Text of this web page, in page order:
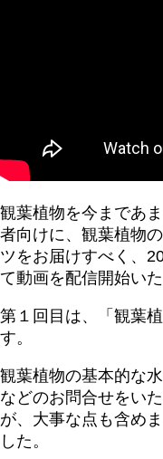
観葉植物を今まであ
者向けに、観葉植物
ツをお届けすべく、
て動画を配信開始いた
第１回目は、「観葉
す。
観葉植物の基本的な
などのお問合せをい
が、大事な点も含め
した。